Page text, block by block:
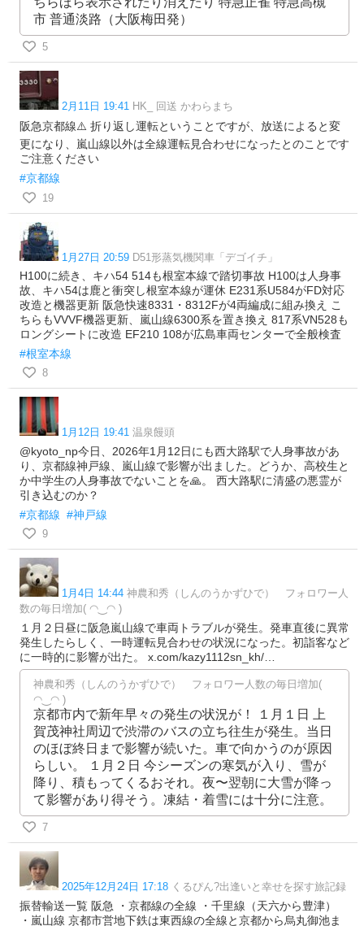
市 普通淡路（大阪梅田発）
5
2月11日 19:41 HK_ 回送 かわらまち
阪急京都線⚠️ 折り返し運転ということですが、放送によると変
更になり、嵐山線以外は全線運転見合わせになったとのことです
ご注意ください
#京都線
19
1月27日 20:59 D51形蒸気機関車「デゴイチ」
H100に続き、キハ54 514も根室本線で踏切事故 H100は人身事
故、キハ54は鹿と衝突し根室本線が運休 E231系U584がFD対応
改造と機器更新 阪急快速8331・8312Fが4両編成に組み換え こ
ちらもVVVF機器更新、嵐山線6300系を置き換え 817系VN528も
ロングシートに改造 EF210 108が広島車両センターで全般検査
#根室本線
8
1月12日 19:41 温泉饅頭
@kyoto_np今日、2026年1月12日にも西大路駅で人身事故があ
り、京都線神戸線、嵐山線で影響が出ました。どうか、高校生と
か中学生の人身事故でないことを🙏。 西大路駅に清盛の悪霊が
引き込むのか？
#京都線 #神戸線
9
1月4日 14:44 神農和秀（しんのうかずひで） フォロワー人
数の毎日増加( ◠‿◠ )
１月２日昼に阪急嵐山線で車両トラブルが発生。発車直後に異常
発生したらしく、一時運転見合わせの状況になった。初詣客など
に一時的に影響が出た。 x.com/kazy1112sn_kh/…
神農和秀（しんのうかずひで） フォロワー人数の毎日増加(
◠‿◠ )
京都市内で新年早々の発生の状況が！ １月１日 上
賀茂神社周辺で渋滞のバスの立ち往生が発生。当日
のほぼ終日まで影響が続いた。車で向かうのが原因
らしい。 １月２日 今シーズンの寒気が入り、雪が
降り、積もってくるおそれ。夜〜翌朝に大雪が降っ
て影響があり得そう。凍結・着雪には十分に注意。
7
2025年12月24日 17:18 くるぴん?出逢いと幸せを探す旅記録
振替輸送一覧 阪急 ・京都線の全線 ・千里線（天六から豊津）
・嵐山線 京都市営地下鉄は東西線の全線と京都から烏丸御池ま